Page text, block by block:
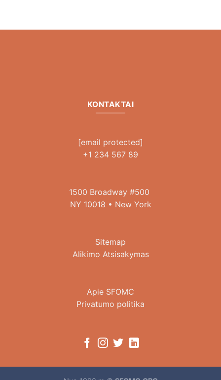
KONTAKTAI
[email protected]
+1 234 567 89
1500 Broadway #500
NY 10018 • New York
Sitemap
Alikimo Atsisakymas
Apie SFOMC
Privatumo politika